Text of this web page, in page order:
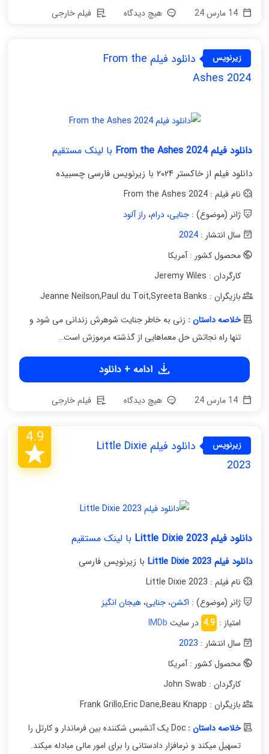
14 مارس 24 هیچ دیدگاه فیلم خارجی
زیرنویس
فارسی
دانلود فیلم From the
Ashes 2024
دانلود فیلم From the Ashes 2024 با لینک مستقیم
دانلود فیلم از خاکستر ۲۰۲۴ با زیرنویس فارسی چسبیده
نام فیلم : From the Ashes 2024
ژانر (موضوع) :جنایی،درام، راز آلود
سال انتشار :2024
محصول کشور : آمریکا
کارگردان : Jeremy Wiles
بازیگران : Jeanne Neilson
,Paul du Toit,Syreeta Banks
خلاصه داستان : زنی به خاطر جنایت شوهرش زندانی می شود و
تنها راه نجاتش حل معماهایی از گذشته مرموزش است…
ادامه + دانلود
14 مارس 24 هیچ دیدگاه فیلم خارجی
زیرنویس
فارسی
دانلود فیلم Little Dixie
2023
4.9
دانلود فیلم Little Dixie 2023 با لینک مستقیم
دانلود فیلم Little Dixie 2023 با زیرنویس فارسی
نام فیلم : Little Dixie 2023
ژانر (موضوع) : اکشن،جنایی،هیجان انگیز
امتیاز : 4.9 در سایت IMDb
سال انتشار : 2023
محصول کشور : آمریکا
کارگردان : John Swab
بازیگران : Frank Grillo
,Eric Dane,Beau Knapp
خلاصه داستان :
Doc یک آتشبس شکننده بین فرماندار و کارتل را
تسهیل میکند و نرمافزار دادستانی را برای امور مالی مبادله میکند.